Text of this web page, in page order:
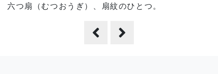
六つ扇（むつおうぎ）、扇紋のひとつ。